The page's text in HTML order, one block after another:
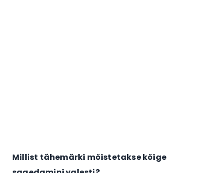
Millist tähemärki mõistetakse kõige